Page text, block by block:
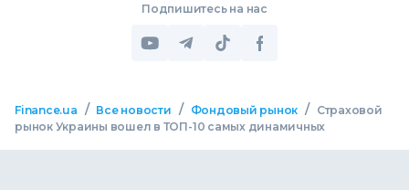
Подпишитесь на нас
Finance.ua / Все новости / Фондовый рынок /
Страховой
рынок Украины вошел в ТОП-10 самых динамичных